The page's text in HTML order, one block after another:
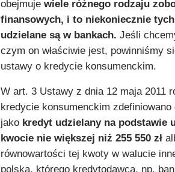
obejmuje wiele różnego rodzaju
finansowych, i to niekoniecznie
udzielane są w bankach. Jeśli
czym on właściwie jest, powinniśmy
ustawy o kredycie konsumenckim.
W art. 3 Ustawy z dnia 12 maja 2011
kredycie konsumenckim zdefiniowano
jako kredyt udzielany na podstawie
kwocie nie większej niż 255 550 zł
równowartości tej kwoty w walucie
polska, którego kredytodawca, np.